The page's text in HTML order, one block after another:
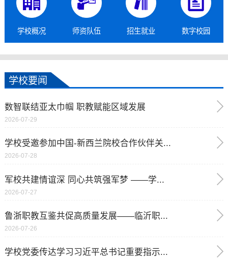
学校概况 师资队伍 招生就业 数字校园
学校要闻
数智联结亚太巾帼 职教赋能区域发展
2026-07-29
学校受邀参加中国-新西兰院校合作伙伴关...
2026-07-28
军校共建情谊深 同心共筑强军梦 ——学...
2026-07-27
鲁浙职教互鉴共促高质量发展——临沂职...
2026-07-26
学校党委传达学习习近平总书记重要指示...